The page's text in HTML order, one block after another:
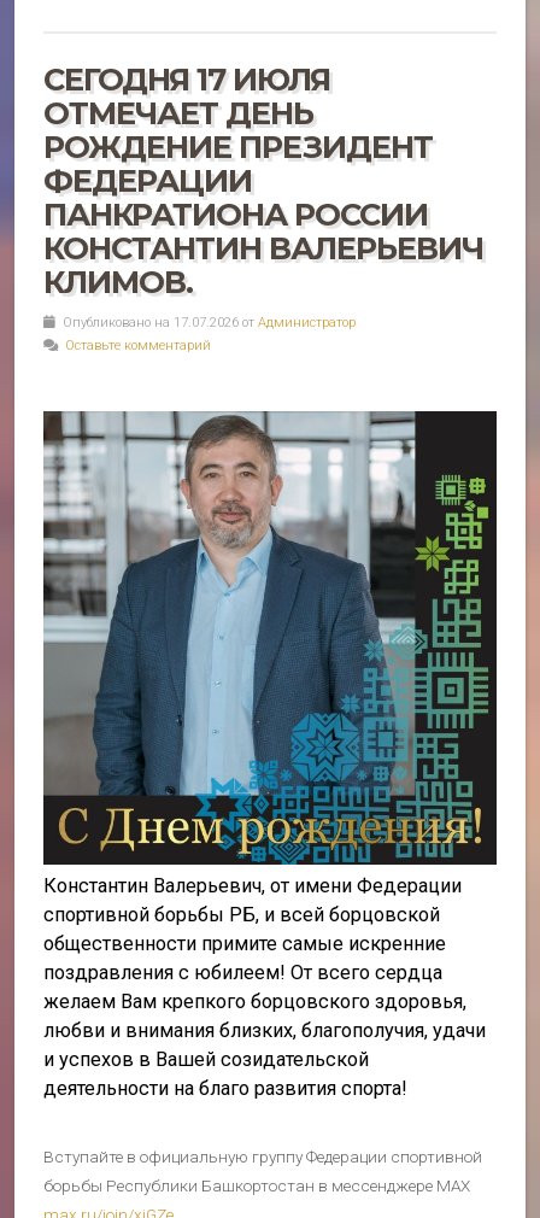
СЕГОДНЯ 17 ИЮЛЯ
ОТМЕЧАЕТ ДЕНЬ
РОЖДЕНИЕ ПРЕЗИДЕНТ
ФЕДЕРАЦИИ
ПАНКРАТИОНА РОССИИ
КОНСТАНТИН ВАЛЕРЬЕВИЧ
КЛИМОВ.
Опубликовано на 17.07.2026 от Администратор
Оставьте комментарий
Константин Валерьевич, от имени Федерации
спортивной борьбы РБ, и всей борцовской
общественности примите самые искренние
поздравления с юбилеем! От всего сердца
желаем Вам крепкого борцовского здоровья,
любви и внимания близких, благополучия, удачи
и успехов в Вашей созидательской
деятельности на благо развития спорта!
Вступайте в официальную группу Федерации спортивной
борьбы Республики Башкортостан в мессенджере MAX